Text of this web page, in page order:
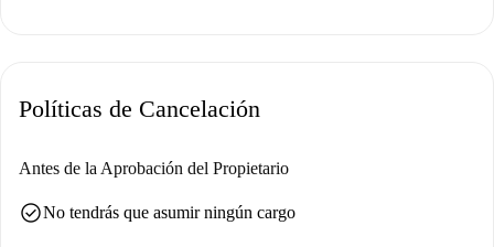
Políticas de Cancelación
Antes de la Aprobación del Propietario
check_circleNo tendrás que asumir ningún cargo